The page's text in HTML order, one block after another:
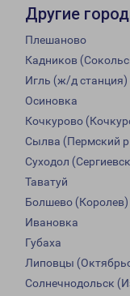
Другие
Плешаново
Кадников
Игль (ж/д станция)
Осиновка
Кочкурово
Сылва (Пермский
Суходол
Таватуй
Болшево (Королев)
Ивановка
Губаха
Липовцы
Солнечнодольск